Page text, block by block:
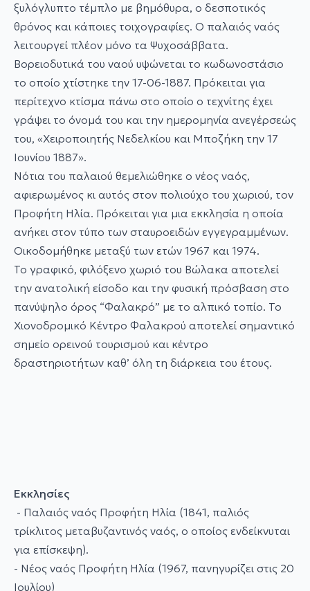
ξυλόγλυπτο τέμπλο με βημόθυρα, ο δεσποτικός
θρόνος και κάποιες τοιχογραφίες. Ο παλαιός ναός
λειτουργεί πλέον μόνο τα Ψυχοσάββατα.
Βορειοδυτικά του ναού υψώνεται το κωδωνοστάσιο
το οποίο χτίστηκε την 17-06-1887. Πρόκειται για
περίτεχνο κτίσμα πάνω στο οποίο ο τεχνίτης έχει
γράψει το όνομά του και την ημερομηνία ανεγέρσεώς
του, «Χειροποιητής Νεδελκίου και Μποζήκη την 17
Ιουνίου 1887».
Νότια του παλαιού θεμελιώθηκε ο νέος ναός,
αφιερωμένος κι αυτός στον πολιούχο του χωριού, τον
Προφήτη Ηλία. Πρόκειται για μια εκκλησία η οποία
ανήκει στον τύπο των σταυροειδών εγγεγραμμένων.
Οικοδομήθηκε μεταξύ των ετών 1967 και 1974.
Το γραφικό, φιλόξενο χωριό του Βώλακα αποτελεί
την ανατολική είσοδο και την φυσική πρόσβαση στο
πανύψηλο όρος “Φαλακρό” με το αλπικό τοπίο. Το
Χιονοδρομικό Κέντρο Φαλακρού αποτελεί σημαντικό
σημείο ορεινού τουρισμού και κέντρο
δραστηριοτήτων καθ’ όλη τη διάρκεια του έτους.
Εκκλησίες
- Παλαιός ναός Προφήτη Ηλία (1841, παλιός
τρίκλιτος μεταβυζαντινός ναός, ο οποίος ενδείκνυται
για επίσκεψη).
- Νέος ναός Προφήτη Ηλία (1967, πανηγυρίζει στις 20
Ιουλίου)